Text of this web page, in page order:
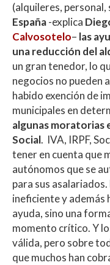
(alquileres,
España-explica
Calvosotelo– las
una reducción del
un gran tenedor, lo
negocios no pueden
habido exención de
municipales en
algunas moratorias
Social. IVA, IRPF,
tener en cuenta que
autónomos que se
para sus
ineficiente y además
ayuda, sino una
momento crítico. Y
válida, pero sobre
que muchos han